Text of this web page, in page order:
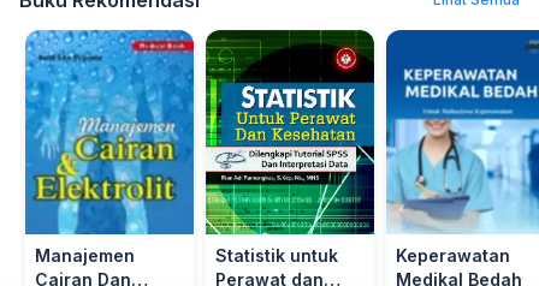
Manajemen
Cairan Dan
Statistik untuk
Perawat dan
Keperawatan
Medikal Bedah